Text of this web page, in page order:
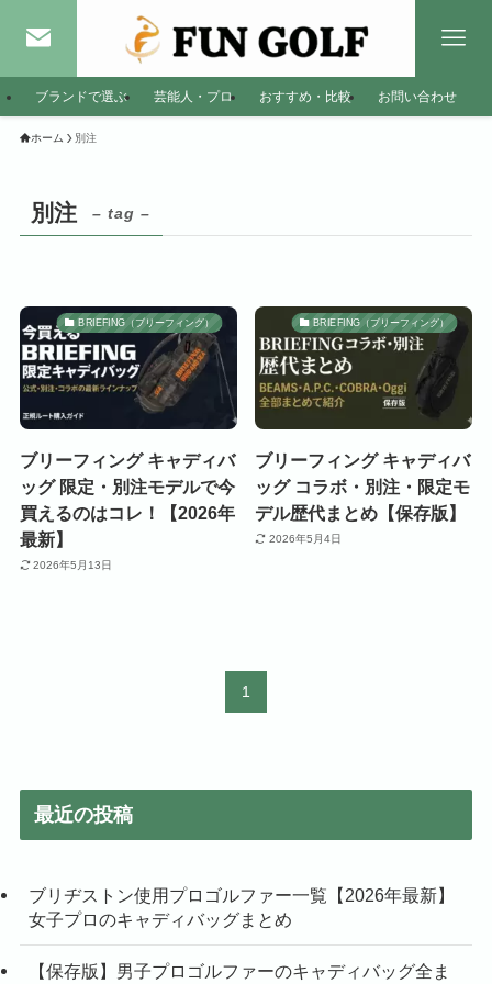
ブランドで選ぶ 芸能人・プロ おすすめ・比較 お問い合わせ
ホーム 別注
別注 – tag –
BRIEFING（ブリーフィング）
ブリーフィング キャディバ
ッグ 限定・別注モデルで今
買えるのはコレ！【2026年
最新】
2026年5月13日
BRIEFING（ブリーフィング）
ブリーフィング キャディバ
ッグ コラボ・別注・限定モ
デル歴代まとめ【保存版】
2026年5月4日
1
最近の投稿
ブリヂストン使用プロゴルファー一覧【2026年最新】
女子プロのキャディバッグまとめ
【保存版】男子プロゴルファーのキャディバッグ全ま